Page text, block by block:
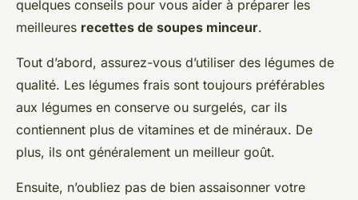
quelques conseils pour vous aider à préparer les
meilleures recettes de soupes minceur.
Tout d’abord, assurez-vous d’utiliser des légumes de
qualité. Les légumes frais sont toujours préférables
aux légumes en conserve ou surgelés, car ils
contiennent plus de vitamines et de minéraux. De
plus, ils ont généralement un meilleur goût.
Ensuite, n’oubliez pas de bien assaisonner votre